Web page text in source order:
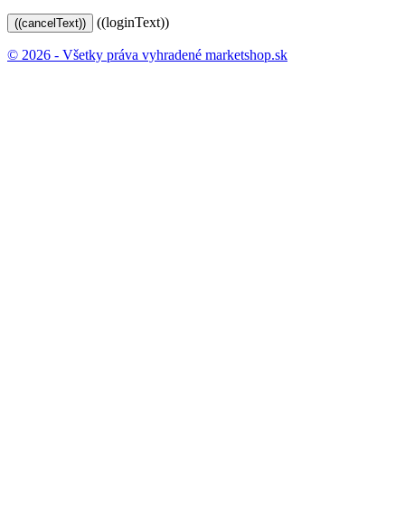
((cancelText)) ((loginText))
© 2026 - Všetky práva vyhradené marketshop.sk